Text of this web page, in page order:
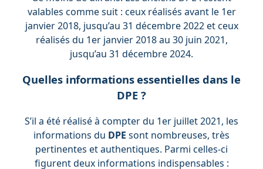
valables comme suit : ceux réalisés avant le 1er
janvier 2018, jusqu’au 31 décembre 2022 et ceux
réalisés du 1er janvier 2018 au 30 juin 2021,
jusqu’au 31 décembre 2024.
Quelles informations essentielles dans le
DPE ?
S’il a été réalisé à compter du 1er juillet 2021, les
informations du DPE sont nombreuses, très
pertinentes et authentiques. Parmi celles-ci
figurent deux informations indispensables :